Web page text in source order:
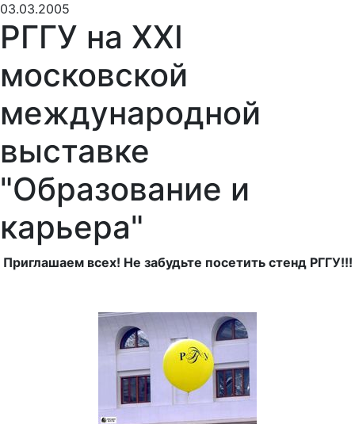
03.03.2005
РГГУ на XXI
московской
международной
выставке
"Образование и
карьера"
Приглашаем всех! Не забудьте посетить стенд РГГУ!!!